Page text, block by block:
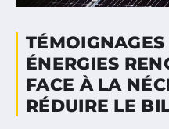
TÉMOIGNAGES
ÉNERGIES
FACE À LA
RÉDUIRE LE